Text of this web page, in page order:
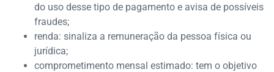
do uso desse tipo de pagamento e avisa de possíveis
fraudes;
renda: sinaliza a remuneração da pessoa física ou
jurídica;
comprometimento mensal estimado: tem o objetivo